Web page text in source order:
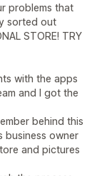
problems that
sorted out
STORE! TRY
with the apps
and I got the
behind this
business owner
and pictures